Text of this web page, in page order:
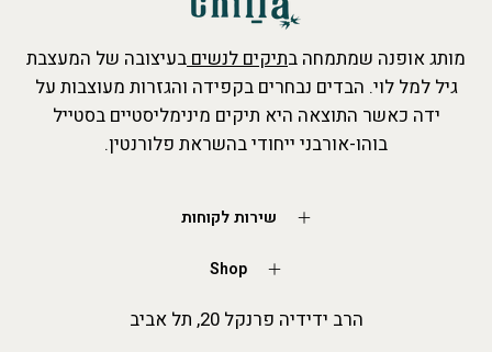
מותג אופנה שמתמחה בתיקים לנשים בעיצובה של המעצבת
גיל למל לוי. הבדים נבחרים בקפידה והגזרות מעוצבות על
ידה כאשר התוצאה היא תיקים מינימליסטיים בסטייל
בוהו-אורבני ייחודי בהשראת פלורנטין.
שירות לקוחות
Shop
הרב ידידיה פרנקל 20, תל אביב